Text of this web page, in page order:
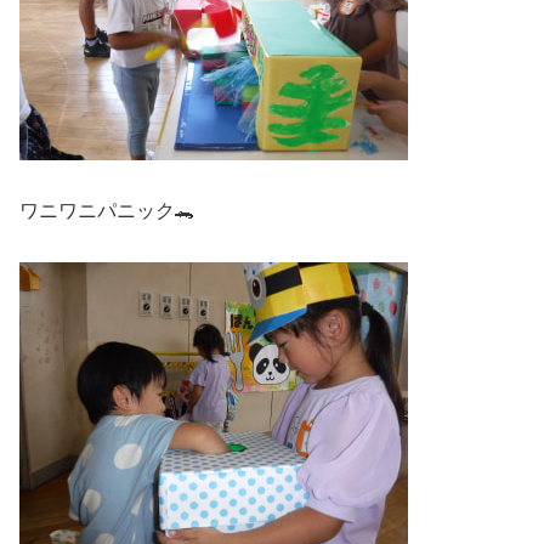
ワニワニパニック🐊